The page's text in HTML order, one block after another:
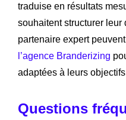
traduise en résultats
souhaitent structurer leur
partenaire expert
l’agence Branderizing
adaptées à leurs
Questions